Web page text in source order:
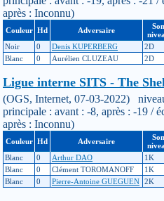
après : Inconnu)
Couleur Hd Adversaire
Son
Noir
0 Denis KUPERBERG 2D
Blanc
0 Aurélien CLUZEAU 2D
Ligue interne SITS - The
(OGS, Internet, 07-03-2022)
principale : avant : -8, après : -19 /
après : Inconnu)
Couleur Hd Adversaire
Son
Blanc
0 Arthur DAO 1K
Blanc
0 Clément TOROMANOFF 1K
Blanc
0 Pierre-Antoine GUEGUEN 2K